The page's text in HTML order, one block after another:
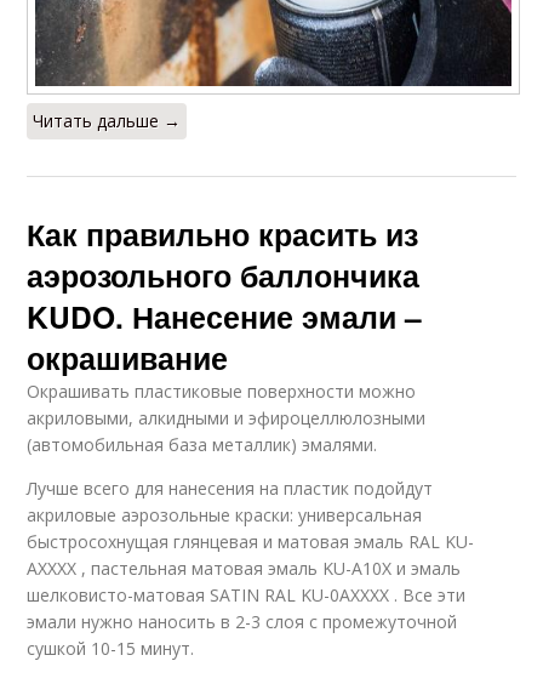
Читать дальше →
Как правильно красить из
аэрозольного баллончика
KUDO. Нанесение эмали –
окрашивание
Окрашивать пластиковые поверхности можно
акриловыми, алкидными и эфироцеллюлозными
(автомобильная база металлик) эмалями.
Лучше всего для нанесения на пластик подойдут
акриловые аэрозольные краски: универсальная
быстросохнущая глянцевая и матовая эмаль RAL KU-
AXXXX , пастельная матовая эмаль KU-A10X и эмаль
шелковисто-матовая SATIN RAL KU-0AXXXX . Все эти
эмали нужно наносить в 2-3 слоя с промежуточной
сушкой 10-15 минут.